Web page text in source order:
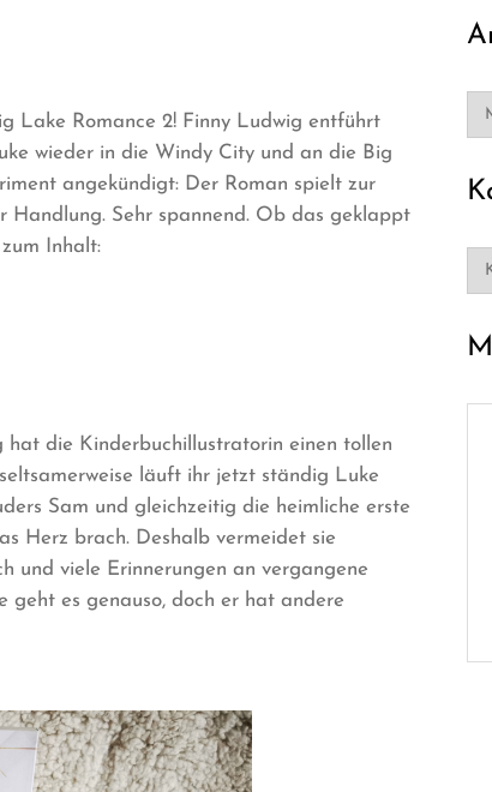
Lake Romance 2! Finny Ludwig entführt
wieder in die Windy City und an die Big
angekündigt: Der Roman spielt zur
Handlung. Sehr spannend. Ob das geklappt
Inhalt:
hat die Kinderbuchillustratorin einen tollen
läuft ihr jetzt ständig Luke
Sam und gleichzeitig die heimliche erste
Herz brach. Deshalb vermeidet sie
und viele Erinnerungen an vergangene
geht es genauso, doch er hat andere